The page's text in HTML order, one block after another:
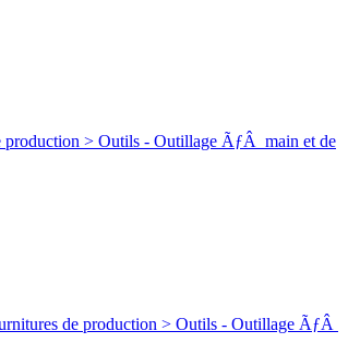
> Outils - Outillage ÃƒÂ main et de
de production > Outils - Outillage ÃƒÂ